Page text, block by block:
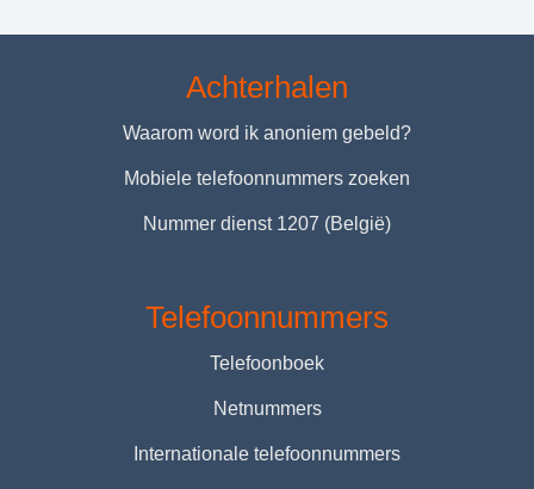
Achterhalen
Waarom word ik anoniem gebeld?
Mobiele telefoonnummers zoeken
Nummer dienst 1207 (België)
Telefoonnummers
Telefoonboek
Netnummers
Internationale telefoonnummers